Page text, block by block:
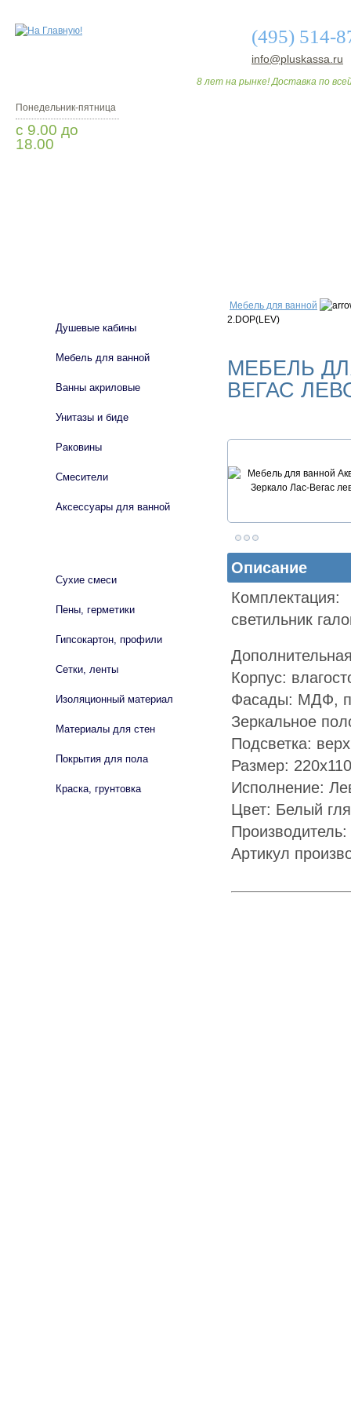
(495) 514-
info@pluskassa.ru
8 лет на рынке! Доставка по
Понедельник-пятница
с 9.00 до
18.00
Мебель для ванной
2.DOP(LEV)
МЕБЕЛЬ
ВЕГАС
Описание
Комплектация:
светильник
Корпус:
Фасады: МДФ,
Зеркальное
Подсветка:
Размер:
Исполнение:
Цвет: Белый
Артикул
Душевые кабины
Мебель для ванной
Ванны акриловые
Унитазы и биде
Раковины
Смесители
Аксессуары для ванной
Сухие смеси
Пены, герметики
Гипсокартон, профили
Сетки, ленты
Изоляционный материал
Материалы для стен
Покрытия для пола
Краска, грунтовка